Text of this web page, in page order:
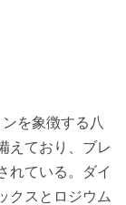
を象徴する八
えており、ブレ
れている。ダイ
クスとロジウム